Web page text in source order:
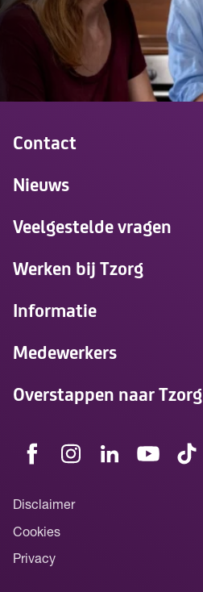
Contact
Nieuws
Veelgestelde vragen
Werken bij Tzorg
Informatie
Medewerkers
Overstappen naar Tzorg
Disclaimer
Cookies
Privacy